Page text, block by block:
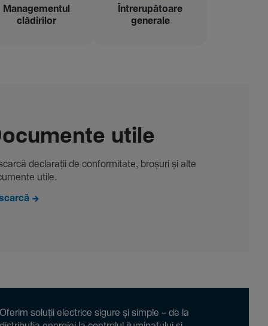
Managementul
clădi­rilor
Între­ru­pă­toare
gene­rale
utile
decla­rații de conformitate, broșuri și alte
utile.
soluții electrice sigure și simple – de la